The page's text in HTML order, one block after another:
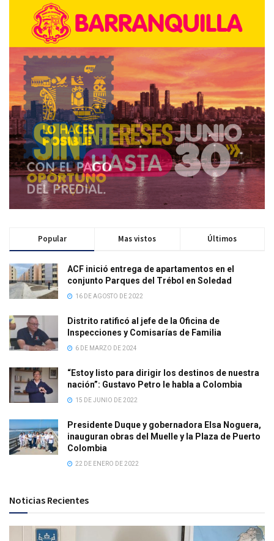
Popular Mas vistos Últimos
ACF inició entrega de apartamentos en el
conjunto Parques del Trébol en Soledad
16 DE AGOSTO DE 2022
Distrito ratificó al jefe de la Oficina de
Inspecciones y Comisarías de Familia
6 DE MARZO DE 2024
“Estoy listo para dirigir los destinos de nuestra
nación”: Gustavo Petro le habla a Colombia
15 DE JUNIO DE 2022
Presidente Duque y gobernadora Elsa Noguera,
inauguran obras del Muelle y la Plaza de Puerto
Colombia
22 DE ENERO DE 2022
Noticias Recientes